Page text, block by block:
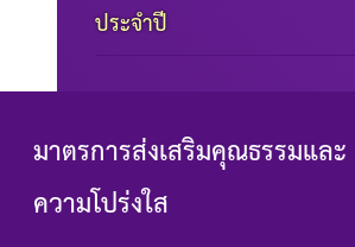
ประจำปี
มาตรการส่งเสริมคุณธรรมและ
ความโปร่งใส